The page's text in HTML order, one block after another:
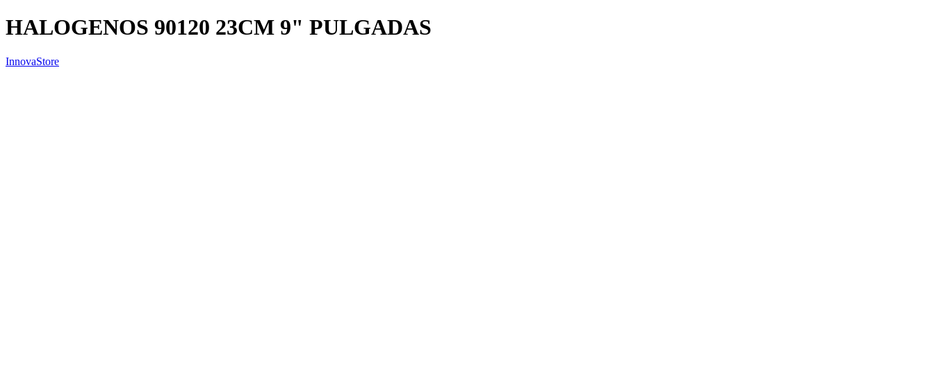
HALOGENOS 90120 23CM 9" PULGADAS
InnovaStore